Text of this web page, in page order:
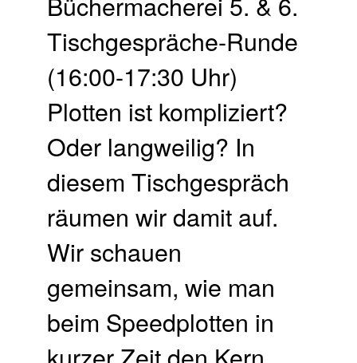
Tisch­gespräche-Runde
(16:00-17:30 Uhr)
Plotten ist kompliziert?
Oder langweilig? In
diesem Tischgespräch
räumen wir damit auf.
Wir schauen
gemeinsam, wie man
beim Speedplotten in